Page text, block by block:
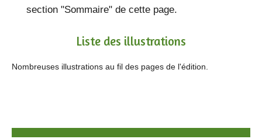
section "Sommaire" de cette page.
Liste des illustrations
Nombreuses illustrations au fil des pages de l'édition.